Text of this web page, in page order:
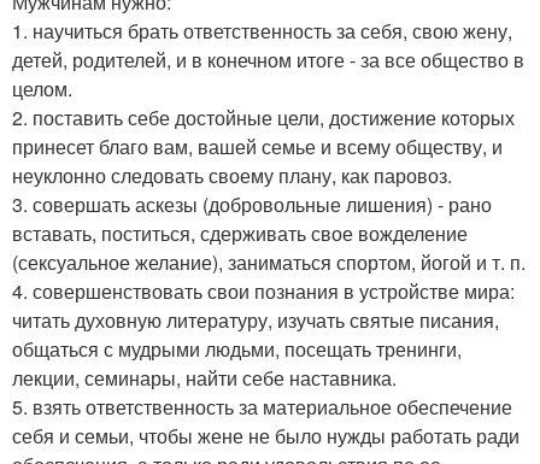
1. научиться брать ответственность за себя, свою жену,
детей, родителей, и в конечном итоге - за все общество в
целом.
2. поставить себе достойные цели, достижение которых
принесет благо вам, вашей семье и всему обществу, и
неуклонно следовать своему плану, как паровоз.
3. совершать аскезы (добровольные лишения) - рано
вставать, поститься, сдерживать свое вожделение
(сексуальное желание), заниматься спортом, йогой и т. п.
4. совершенствовать свои познания в устройстве мира:
читать духовную литературу, изучать святые писания,
общаться с мудрыми людьми, посещать тренинги,
лекции, семинары, найти себе наставника.
5. взять ответственность за материальное обеспечение
себя и семьи, чтобы жене не было нужды работать ради